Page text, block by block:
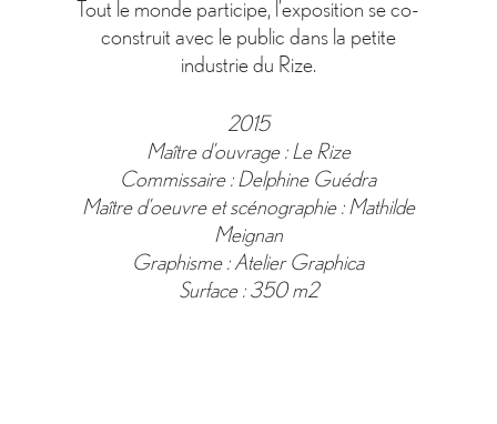
Tout le monde participe, l’exposition se co-
construit avec le public dans la petite
industrie du Rize.
2015
Maître d’ouvrage : Le Rize
Commissaire : Delphine Guédra
Maître d’oeuvre et scénographie : Mathilde
Meignan
Graphisme : Atelier Graphica
Surface : 350 m2